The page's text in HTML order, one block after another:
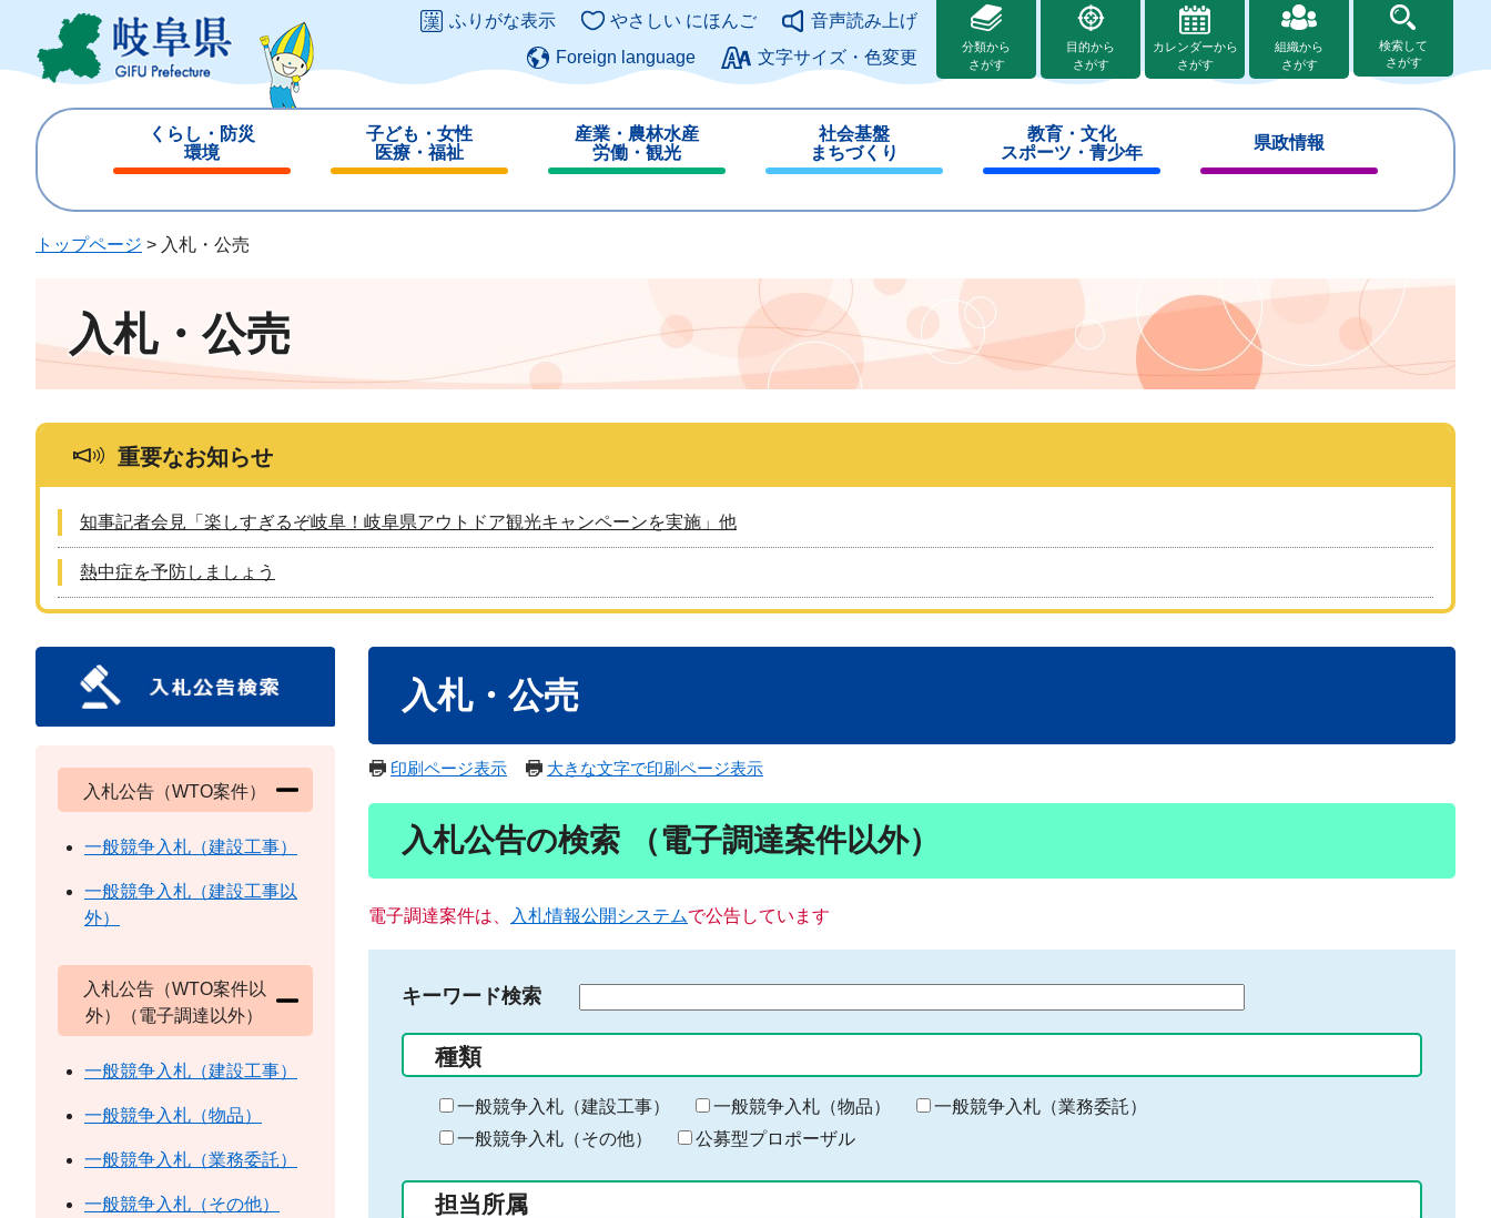
ジ
ュ
このページの本文へ
ふりがな表示 やさしい にほんご
音声読み上げ
Foreign language
文字サイズ・色変更
分類から
さがす
目的から
さがす
カレンダーから
さがす
組織から
さがす
検索して
さがす
くらし・防災
環境
じ
子ども・女性
医療・福祉
じ
産業・農林水産
労働・観光
じ
社会基盤
まちづくり
じ
教育・文化
スポーツ・青少年
じ
県政情報
じ
トップページ > 入札・公売
入札・公売
重要なお知らせ
知事記者会見「楽しすぎるぞ岐阜！岐阜県アウトドア観光キャンペーンを実施」他
熱中症を予防しましょう
入札・公売
印刷ページ表示 大きな文字で印刷ページ表示
入札公告の検索 （電子調達案件以外）
電子調達案件は、 入札情報公開システムで公告しています
キーワード検索
る
キ
ー
ー
種類
一般競争入札（建設工事） 一般競争入札（物品）
一般競争入札（業務委託）
一般競争入札（その他）
公募型プロポーザル
担当所属
入札公告（WTO案件）
一般競争入札（建設工事）
一般競争入札（建設工事以
外）
入札公告（WTO案件以
外）（電子調達以外）
一般競争入札（建設工事）
一般競争入札（物品）
一般競争入札（業務委託）
一般競争入札（その他）